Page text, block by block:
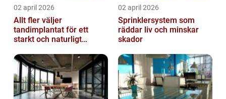
02 april 2026
Allt fler väljer
tandimplantat för ett
starkt och naturligt
02 april 2026
Sprinklersystem som
räddar liv och minskar
skador